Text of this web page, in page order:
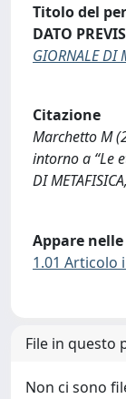
Titolo del
DATO
GIORNALE DI
Citazione
Marchetto M
intorno a “Le
DI
Appare
1.01 Articolo
File in questo
Non ci sono